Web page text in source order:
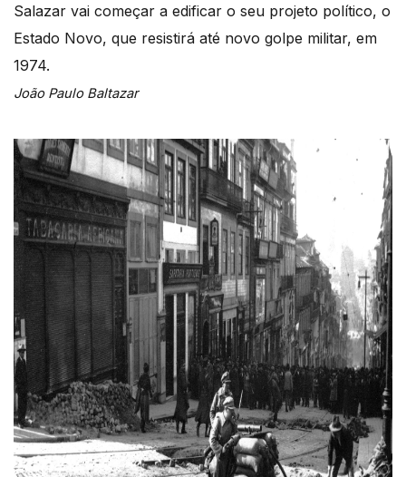
Salazar vai começar a edificar o seu projeto político, o
Estado Novo, que resistirá até novo golpe militar, em
1974.
João Paulo Baltazar